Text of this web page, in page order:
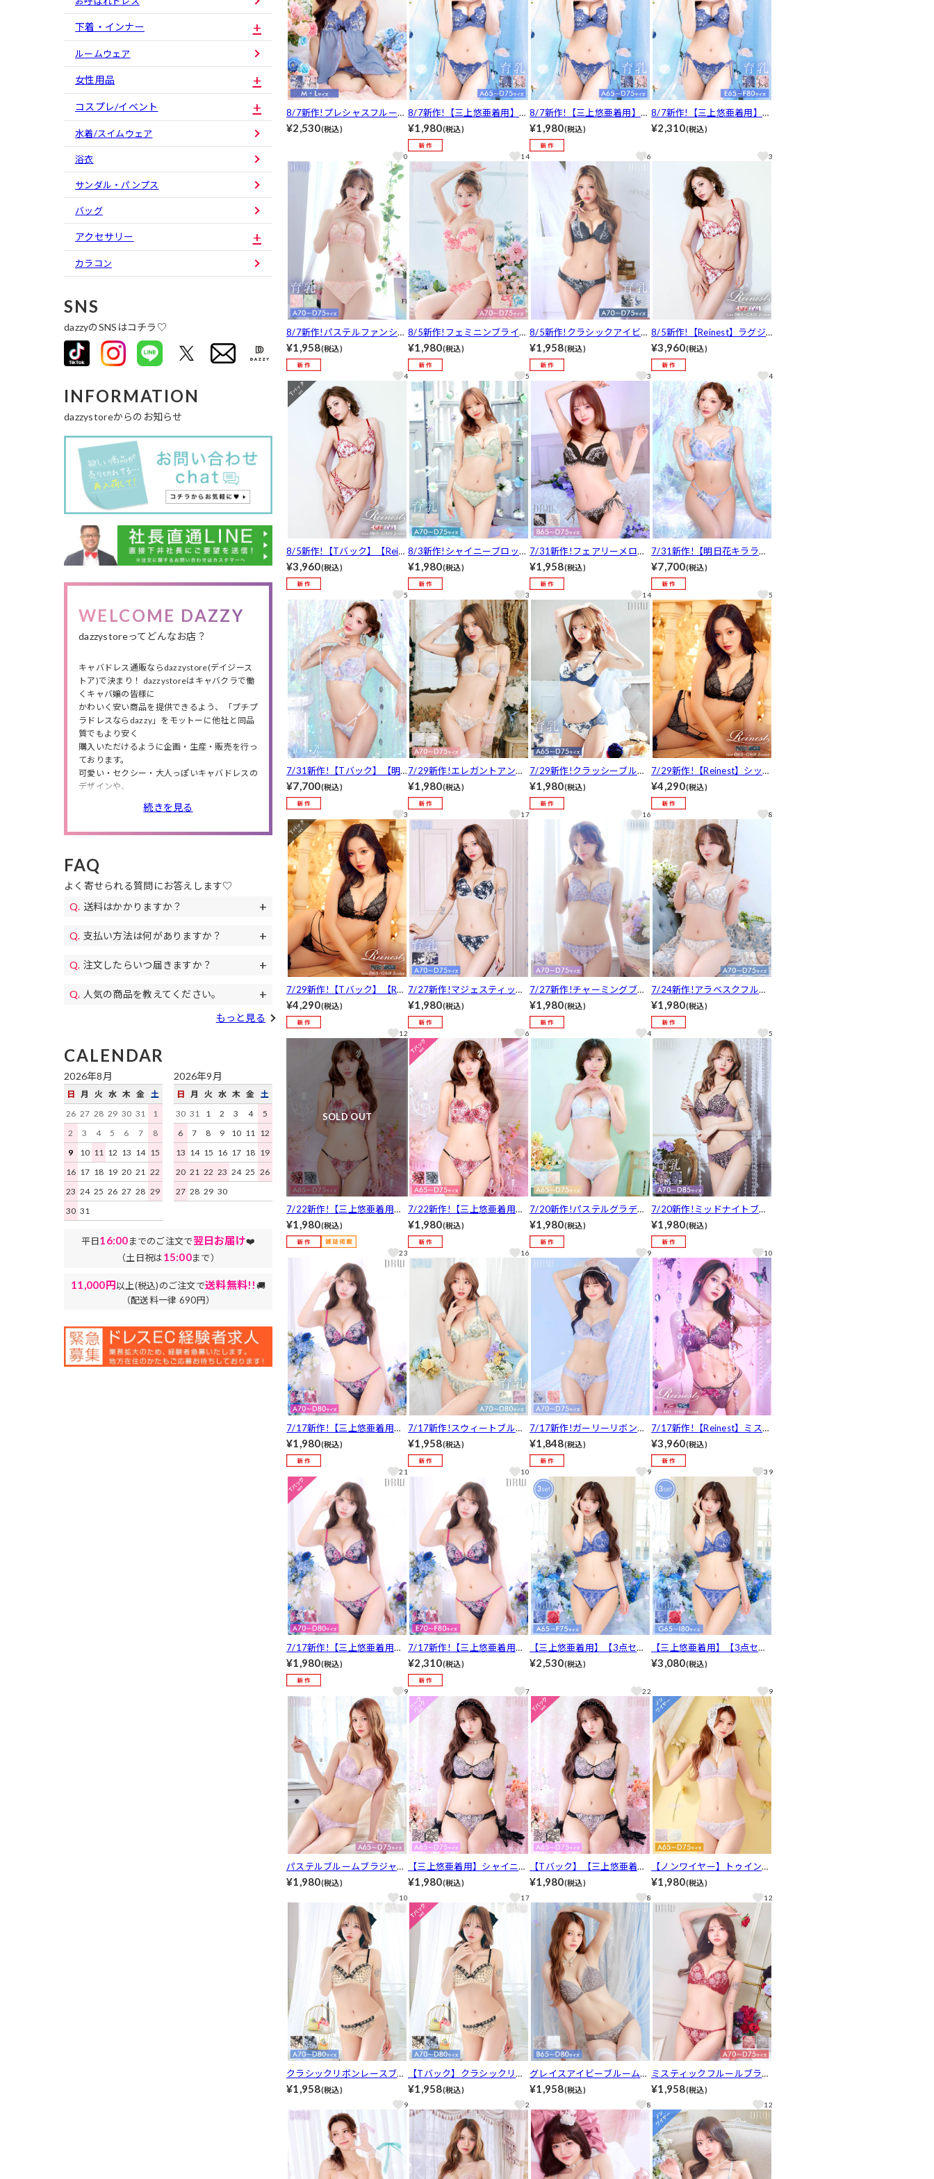
下着・インナー
ルームウェア
女性用品
コスプレ/イベント
水着/スイムウェア
浴衣
サンダル・パンプス
バッグ
アクセサリー
カラコン
SNS
dazzyのSNSはコチラ♡
INFORMATION
dazzystoreからのお知らせ
WELCOME DAZZY
dazzystoreってどんなお店？
キャバドレス通販ならdazzystore(デイジース
トア)で決まり！ dazzystoreはキャバクラで働
くキャバ嬢の皆様に
かわいく安い商品を提供できるよう、「プチプ
ラドレスならdazzy」をモットーに他社と同品
質でもより安く
購入いただけるように企画・生産・販売を行っ
ております。
可愛い・セクシー・大人っぽいキャバドレスの
デザインや、
私服や同伴で使えるワンピースも多数取り扱っ
シチュエーションやニーズによってドレスが選
べます。
お得なクーポンも配布!下着やアクセサリー、
土日祝日も午後遅くまで当日発送しており
すぐにお届けします。
続きを見る
FAQ
よく寄せられる質問にお答えします♡
送料はかかりますか？
11,000円(税込)以上のご注文で送料無料
になります。毎月イベントで送料無料の
日もあります。
支払い方法は何がありますか？
ャリア決済、RPay(楽天Pay)、NP後払
い、Paidyがご利用いただけます。
注文したらいつ届きますか？
祝日は15時までのご注文を原則として当
日発送いたします。地域ごとにお届け迄
い。
人気の商品を教えてください。
デイジーストアで人気の商品はこちらの
もっと見る
CALENDAR
2026年8月
日 月 火 水 木 金
土
26 27 28 29 30 31
1
2
3 4 5 6 7
8
9
10 11 12 13 14 15
16 17 18 19 20 21
22
23 24 25 26 27 28 29
30 31
2026年9月
日 月 火 水 木 金
土
30 31 1 2 3 4
5
6
7 8 9 10 11
12
13 14 15 16 17 18 19
20 21 22 23 24 25 26
27 28 29 30
平日16:00までのご注文で翌日お届け❤️
（土日祝は15:00まで）
11,000円以上(税込)のご注文で送料無料!!🚚
（配送料一律 690円）
8/7新作!プレシャスフルール
ベビードール
¥2,530(税込)
0
8/7新作!【三上悠亜着用】プ
レシャスフルール育乳脇高ブ
ラジャー&サイド紐バック透
けフルバックショーツ[推し]
[人気]
¥1,980(税込)
14
8/7新作!【三上悠亜着用】プ
レシャスフルール育乳脇高ブ
ラジャー&サイド紐バック透
けTバックショーツ[推し][人
¥1,980(税込)
6
8/7新作!【三上悠亜着用】
【EFサイズ】プレシャスフル
イド紐バック透けフルバック
¥2,310(税込)
3
8/7新作!パステルファンシー
フラワー育乳脇高ブラジャー
&フルバックショーツ[推し]
[人気]
¥1,958(税込)
4
8/5新作!フェミニンブライト
フラワーブラジャー&フルバ
ックショーツ[推し][人気]
¥1,980(税込)
5
8/5新作!クラシックアイビー
レース育乳脇高ブラジャー&
フルバックショーツ[推し][人
気]
¥1,958(税込)
3
8/5新作!【Reinest】ラグジ
ュアリーペタルブラジャー&
バック透けフルバックショー
ツ[推し]
¥3,960(税込)
4
8/5新作!【Tバック】【Rein
est】ラグジュアリーペタル
ブラジャー&バック透けTバ
ックショーツ[推し]
¥3,960(税込)
5
8/3新作!シャイニーブロッサ
ム育乳脇高ブラジャー&フル
バックショーツ[推し][人気]
¥1,980(税込)
3
7/31新作!フェアリーメロー
フリルブラジャー&フルバッ
クショーツ[推し][人気]
¥1,958(税込)
14
7/31新作!【明日花キララプ
ロデュース/WhipBunny】Me
rmaid Aqua Shell Bra&Short
s / マーメイドアクアシェル
ブラ＆ショーツ[推し]
¥7,700(税込)
5
7/31新作!【Tバック】【明
日花キララプロデュース/Wh
ipBunny】Mermaid Aqua Sh
ell Bra&T-back / マーメイド
アクアシェルブラ＆Tバック
[推し]
¥7,700(税込)
3
7/29新作!エレガントアンテ
ィークレースブラジャー&バ
ック透けフルバックショーツ
[推し][人気]
¥1,980(税込)
17
7/29新作!クラッシーブルー
ム育乳脇高ブラジャー&フル
バックショーツ[推し][人気]
¥1,980(税込)
16
7/29新作!【Reinest】シック
レーシィコードリングブラジ
ャー&バック透けフルバック
ショーツ[推し]
¥4,290(税込)
8
7/29新作!【Tバック】【Rei
nest】シックレーシィコード
リングブラジャー&バック透
けTバックショーツ[推し]
¥4,290(税込)
12
7/27新作!マジェスティック
フラワー育乳脇高ブラジャー
&フルバックショーツ[推し]
[人気]
¥1,980(税込)
6
7/27新作!チャーミングブル
ームブラジャー&フルバック
ショーツ[推し][人気]
¥1,980(税込)
4
7/24新作!アラベスクフルー
ルブラジャー&フルバックシ
ョーツ[推し][人気]
¥1,980(税込)
5
SOLD OUT
7/22新作!【三上悠亜着用】
ブルーミングガーデンブラジ
ャー&フルバックショーツ[推
し][人気]
¥1,980(税込)
23
7/22新作!【三上悠亜着用】
【Tバック】ブルーミングガ
ーデンブラジャー&Tバック
ショーツ[推し][人気]
¥1,980(税込)
16
7/20新作!パステルグラデー
ションブラジャー&フルバッ
クショーツ[推し][人気]
¥1,980(税込)
9
7/20新作!ミッドナイトブル
ーム育乳脇高ブラジャー&フ
ルバックショーツ[推し][人
気]
¥1,980(税込)
10
7/17新作!【三上悠亜着用】
ブリリアントフルールブラジ
ャー&バック透けフルバック
ショーツ[推し][人気]
¥1,980(税込)
21
7/17新作!スウィートブルー
ミング育乳脇高ブラジャー&
フルバックショーツ[推し][人
気]
¥1,958(税込)
10
7/17新作!ガーリーリボンフ
リルブラジャー&フルバック
ショーツ[推し][人気]
¥1,848(税込)
9
7/17新作!【Reinest】ミステ
ィックフラワーブルームブラ
ジャー&バック透けフルバッ
クショーツ[推し]
¥3,960(税込)
39
7/17新作!【三上悠亜着用】
ブリリアントフルールブラジ
ャー&バック透けTバックシ
ョーツ[推し][人気]
¥1,980(税込)
9
7/17新作!【三上悠亜着用】
【EFサイズ】ブリリアントフ
ルールブラジャー&バック透
けフルバックショーツ[推し]
¥2,310(税込)
7
【三上悠亜着用】【3点セッ
ト】クラシカルアーチフラワ
¥2,530(税込)
22
【三上悠亜着用】【3点セッ
ト】【GHIサイズ】クラシカ
&フルバック&Tバックショー
ツ[推し]
¥3,080(税込)
9
パステルブルームブラジャー
&フルバックショーツ[推し]
¥1,980(税込)
10
【三上悠亜着用】シャイニー
ブルームレースブラジャー&
バック透けハーフバックショ
ーツ［推し］［人気］
¥1,980(税込)
17
【Tバック】【三上悠亜着
用】シャイニーブルームレー
スブラジャー&バック透けT
バックショーツ［推し］［人
気］
¥1,980(税込)
8
【ノンワイヤー】トゥインク
ルフラワーブーケブラジャー
&フルバックショーツ［推
し］［人気］
¥1,980(税込)
12
クラシックリボンレースブラ
ジャー&バック透けフルバッ
¥1,958(税込)
9
【Tバック】クラシックリボ
ンレースブラジャー&バック
透けTバックショーツ[推し]
[人気]
¥1,958(税込)
2
グレイスアイビーブルームブ
ラジャー&フルバックショー
¥1,958(税込)
8
ミスティックフルールブラジ
ャー&フルバックショーツ[推
¥1,958(税込)
12